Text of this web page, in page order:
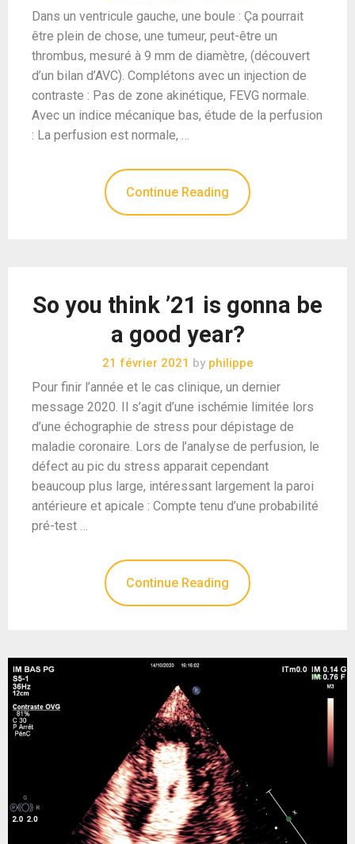
Dans un ventricule gauche, une boule : Ça pourrait
être plein de chose, une tumeur, peut-être un
thrombus, mesuré à 9 mm de diamètre, (découvert
d’un bilan d’AVC). Complétons avec un injection de
contraste : Pas de zone akinétique, FEVG normale.
Avec un indice mécanique bas, étude de la perfusion
: La perfusion est normale, …
Continue Reading
So you think ’21 is gonna be
a good year?
21 février 2021 byphilippe
Pour finir l’année et le cas clinique, un dernier
message 2020. Il s’agit d’une ischémie limitée lors
d’une échographie de stress pour dépistage de
maladie coronaire. Lors de l’analyse de perfusion, le
défect au pic du stress apparait cependant
beaucoup plus large, intéressant largement la paroi
antérieure et apicale : Compte tenu d’une probabilité
pré-test …
Continue Reading